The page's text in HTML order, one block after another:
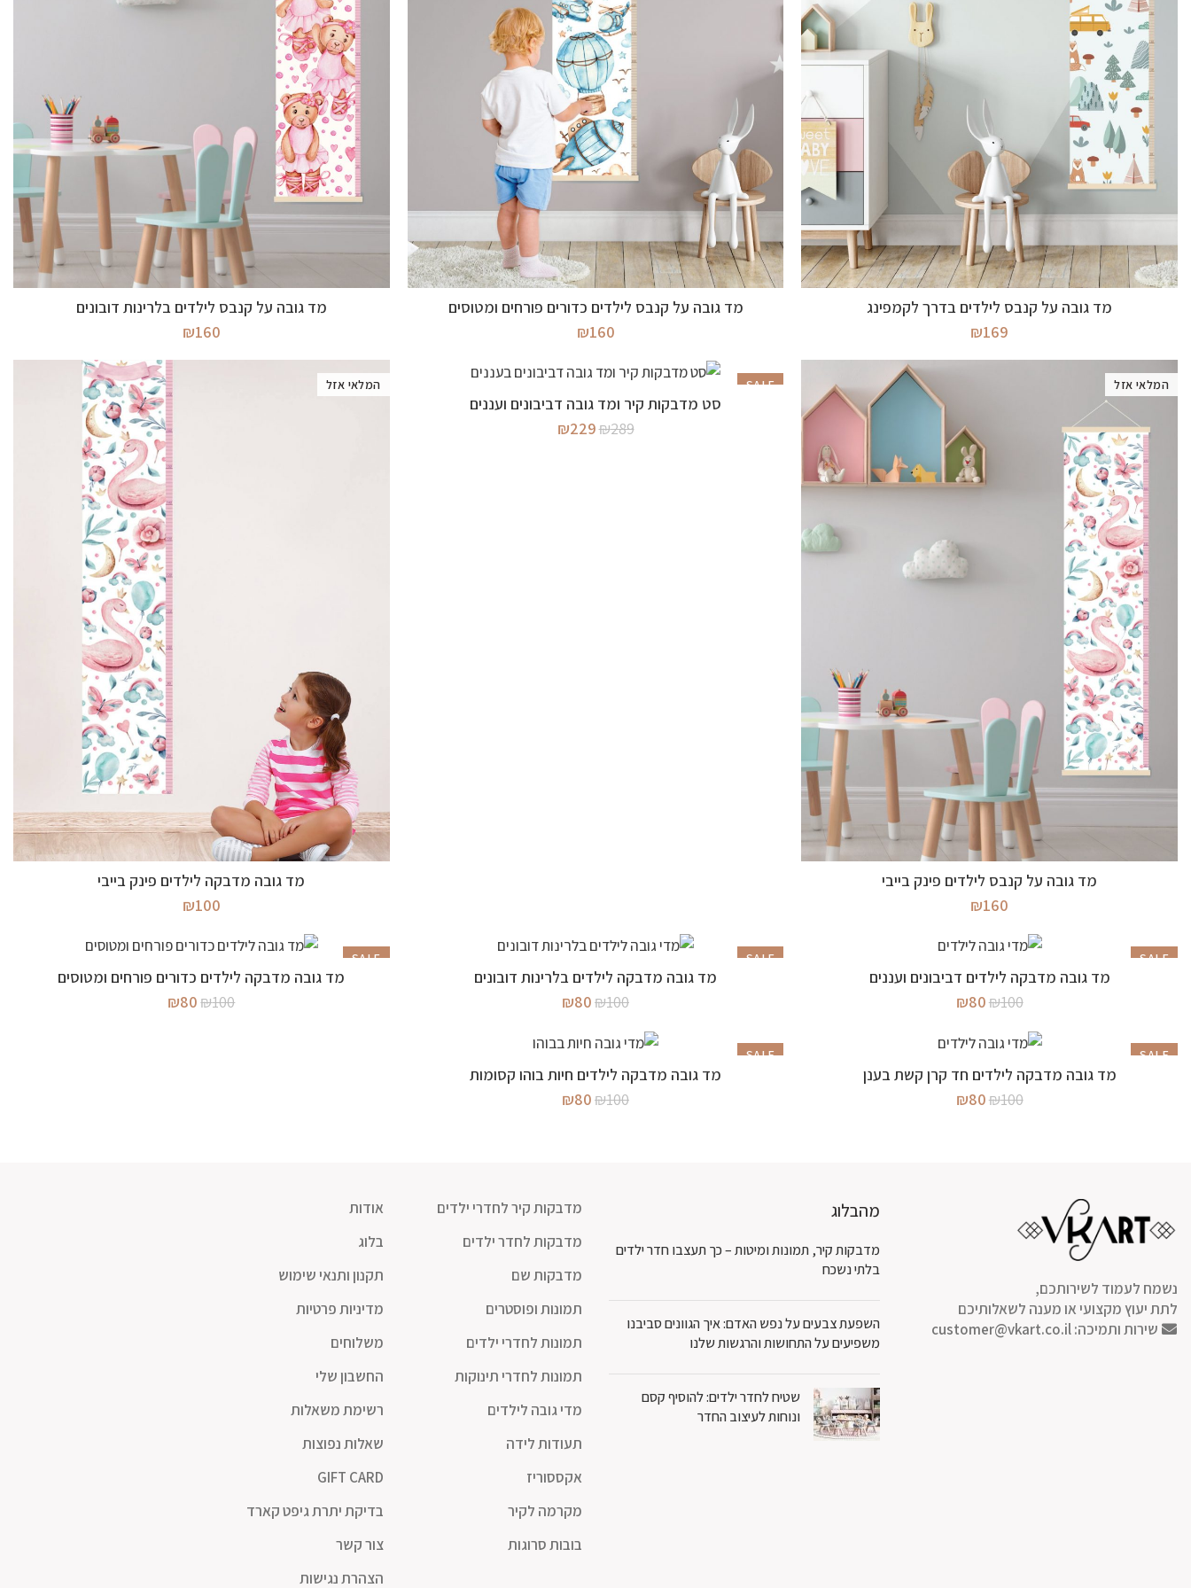
מידע נוסף
מד גובה על קנבס לילדים בדרך לקמפינג
₪169
מידע נוסף
מד גובה על קנבס לילדים כדורים פורחים ומטוסים
₪160
מידע נוסף
מד גובה על קנבס לילדים בלרינות דובונים
₪160
המלאי אזל
מידע נוסף
מד גובה על קנבס לילדים פינק בייבי
₪160
SALE
מידע נוסף
סט מדבקות קיר ומד גובה דביבונים ועננים
₪289
המחיר₪229
המלאי אזל
מידע נוסף
מד גובה מדבקה לילדים פינק בייבי
₪100
SALE
מידע נוסף
מד גובה מדבקה לילדים דביבונים ועננים
₪100
המחיר
₪100.
₪80
₪80.
SALE
מידע נוסף
מד גובה מדבקה לילדים בלרינות דובונים
₪100
המחיר
₪100.
₪80
המחיר
₪80.
SALE
מידע נוסף
מד גובה מדבקה לילדים כדורים פורחים ומטוסים
₪100
המחיר
₪80
המחיר
SALE
מידע נוסף
מד גובה מדבקה לילדים חד קרן קשת בענן
₪100
המחיר
₪80
SALE
מידע נוסף
מד גובה מדבקה לילדים חיות בוהו קסומות
₪100
המחיר
₪80
המחיר
נשמח לעמוד לשירותכם,
לתת יעוץ מקצועי או מענה לשאלותיכם
שירות ותמיכה:customer@vkart.co.il
מהבלוג
מדבקות קיר, תמונות ומיטות – כך תעצבו חדר ילדים
בלתי נשכח
השפעת צבעים על נפש האדם: איך הגוונים סביבנו
משפיעים על התחושות והרגשות שלנו
שטיח לחדר ילדים: להוסיף קסם
ונוחות לעיצוב החדר
מדבקות קיר לחדרי ילדים
מדבקות לחדר ילדים
מדבקות שם
תמונות ופוסטרים
תמונות לחדרי ילדים
תמונות לחדרי תינוקות
מדי גובה לילדים
תעודות לידה
אקססוריז
מקרמה לקיר
בובות סרוגות
אודות
בלוג
תקנון ותנאי שימוש
מדיניות פרטיות
משלוחים
החשבון שלי
רשימת משאלות
שאלות נפוצות
GIFT CARD
בדיקת יתרת גיפט קארד
צור קשר
הצהרת נגישות